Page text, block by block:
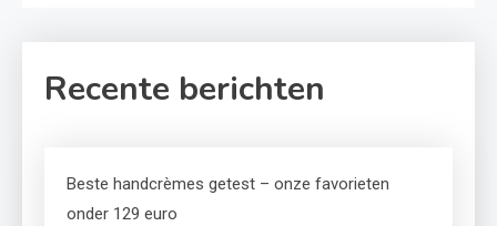
Recente berichten
Beste handcrèmes getest – onze favorieten
onder 129 euro